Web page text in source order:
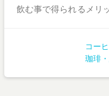
飲む事で得られるメリ
コー
珈琲